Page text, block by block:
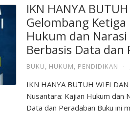
IKN HANYA
Gelombang
Hukum dan Narasi
Berbasis Data dan
BUKU, HUKUM, PENDIDIKAN ·
IKN HANYA BUTUH WIFI
Nusantara: Kajian Hukum dan
Data dan Peradaban Buku ini